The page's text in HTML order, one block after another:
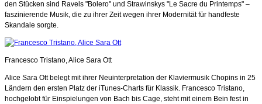
den Stücken sind Ravels "Bolero" und Strawinskys "Le Sacre du Printemps" –
faszinierende Musik, die zu ihrer Zeit wegen ihrer Modernität für handfeste
Skandale sorgte.
Francesco Tristano, Alice Sara Ott
Alice Sara Ott belegt mit ihrer Neuinterpretation der Klaviermusik Chopins in 25
Ländern den ersten Platz der iTunes-Charts für Klassik. Francesco Tristano,
hochgelobt für Einspielungen von Bach bis Cage, steht mit einem Bein fest in